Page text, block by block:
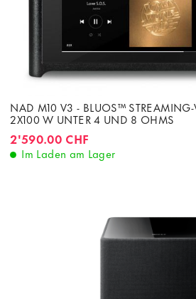
NAD M10 V3 - BLUOS™ STREAMING-
2X100 W UNTER 4 UND 8 OHMS
2'590.00 CHF
Im Laden am Lager